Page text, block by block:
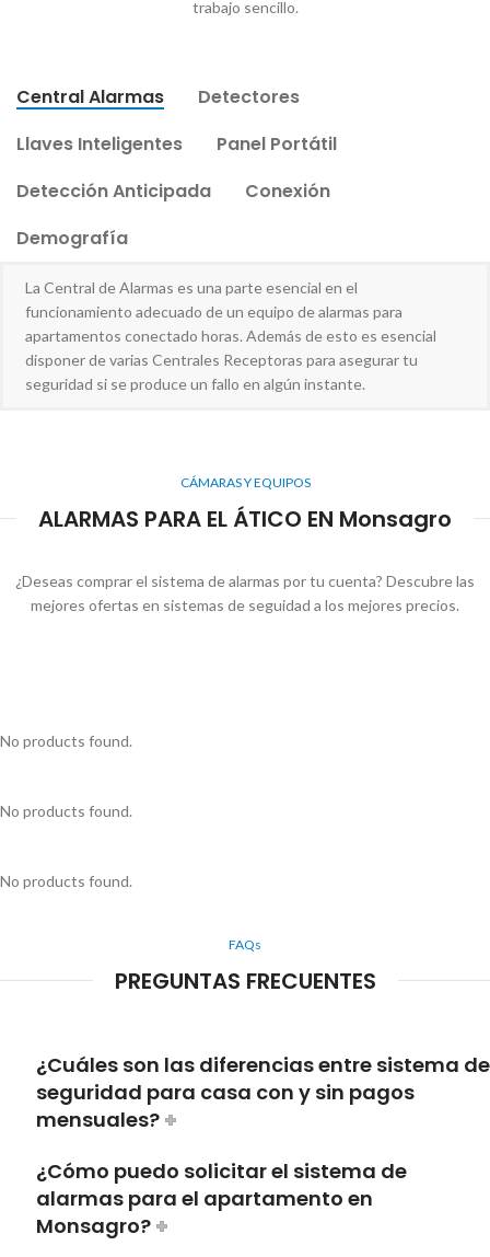
trabajo sencillo.
Central Alarmas
Detectores
Llaves Inteligentes
Panel Portátil
Detección Anticipada
Conexión
Demografía
La Central de Alarmas es una parte esencial en el
funcionamiento adecuado de un equipo de alarmas para
apartamentos conectado horas. Además de esto es esencial
disponer de varias Centrales Receptoras para asegurar tu
seguridad si se produce un fallo en algún instante.
CÁMARAS Y EQUIPOS
ALARMAS PARA EL ÁTICO EN Monsagro
¿Deseas comprar el sistema de alarmas por tu cuenta? Descubre las
mejores ofertas en sistemas de seguidad a los mejores precios.
No products found.
No products found.
No products found.
FAQs
PREGUNTAS FRECUENTES
¿Cuáles son las diferencias entre sistema de
seguridad para casa con y sin pagos
mensuales?
¿Cómo puedo solicitar el sistema de
alarmas para el apartamento en
Monsagro?